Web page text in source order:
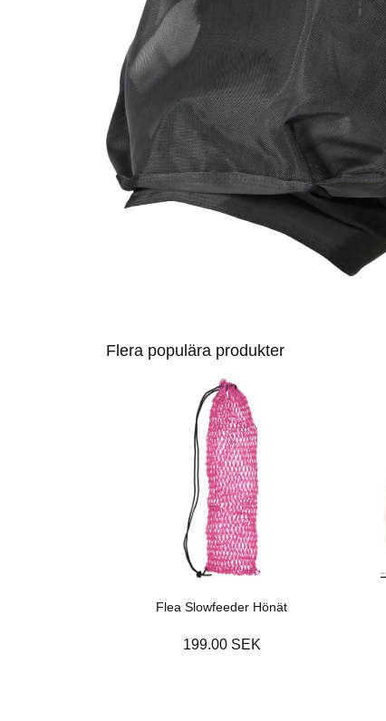
Flera populära produkter
Flea Slowfeeder Hönät
199.00 SEK